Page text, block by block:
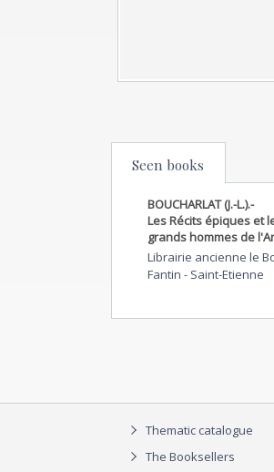
Seen books
BOUCHARLAT (J.-L.).-
Les Récits épiques et
grands hommes de
Librairie ancienne le
Fantin - Saint-Etienne
Thematic catalogue
The Booksellers